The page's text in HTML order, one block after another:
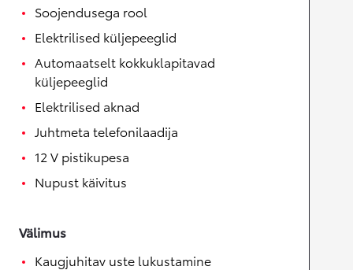
Soojendusega rool
Elektrilised küljepeeglid
Automaatselt kokkuklapitavad
küljepeeglid
Elektrilised aknad
Juhtmeta telefonilaadija
12 V pistikupesa
Nupust käivitus
Välimus
Kaugjuhitav uste lukustamine